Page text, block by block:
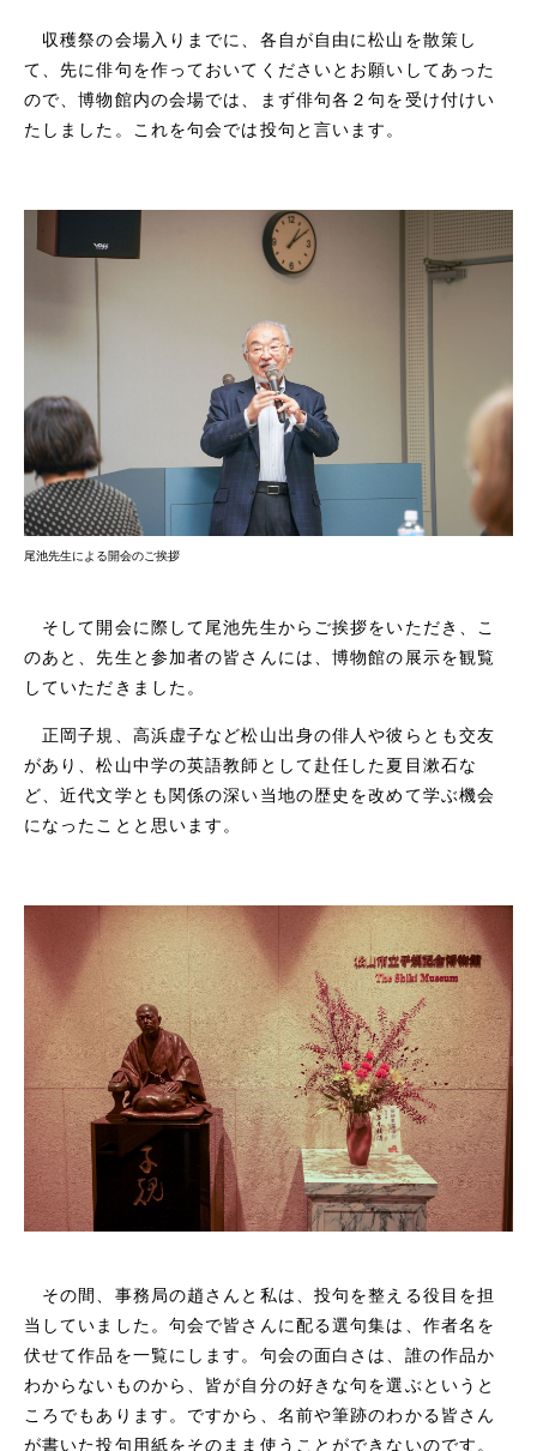
収穫祭の会場入りまでに、各自が自由に松山を散策し
て、先に俳句を作っておいてくださいとお願いしてあった
ので、博物館内の会場では、まず俳句各２句を受け付けい
たしました。これを句会では投句と言います。
尾池先生による開会のご挨拶
そして開会に際して尾池先生からご挨拶をいただき、こ
のあと、先生と参加者の皆さんには、博物館の展示を観覧
していただきました。
正岡子規、高浜虚子など松山出身の俳人や彼らとも交友
があり、松山中学の英語教師として赴任した夏目漱石な
ど、近代文学とも関係の深い当地の歴史を改めて学ぶ機会
になったことと思います。
その間、事務局の趙さんと私は、投句を整える役目を担
当していました。句会で皆さんに配る選句集は、作者名を
伏せて作品を一覧にします。句会の面白さは、誰の作品か
わからないものから、皆が自分の好きな句を選ぶというと
ころでもあります。ですから、名前や筆跡のわかる皆さん
が書いた投句用紙をそのまま使うことができないのです。